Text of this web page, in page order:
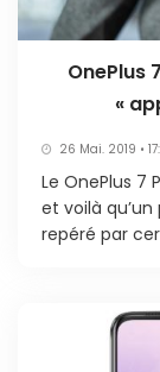
OnePlus
«
26 Mai. 2019 •
Le OnePlus 7
et voilà
repéré par